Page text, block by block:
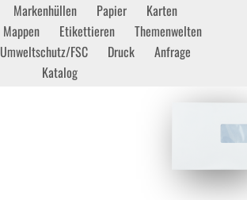
Markenhüllen Papier
Karten
Mappen Etikettieren
Themenwelten
Umweltschutz/FSC Druck
Anfrage
Katalog